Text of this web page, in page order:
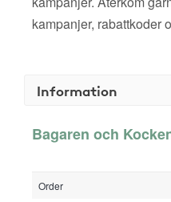
kampanjer, rabattkoder
Information
Bagaren och
Order